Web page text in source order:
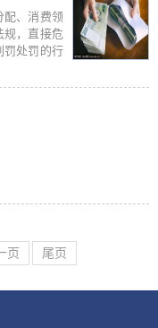
配、消费领
规，直接危
罚处罚的行
页 尾页